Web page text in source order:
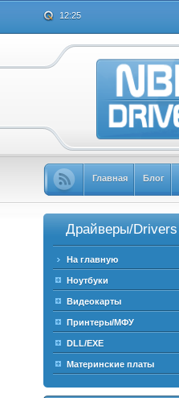
12:25
Главная Блог
Драйверы/Drivers
На главную
Ноутбуки
Видеокарты
Принтеры/МФУ
DLL/EXE
Материнские платы